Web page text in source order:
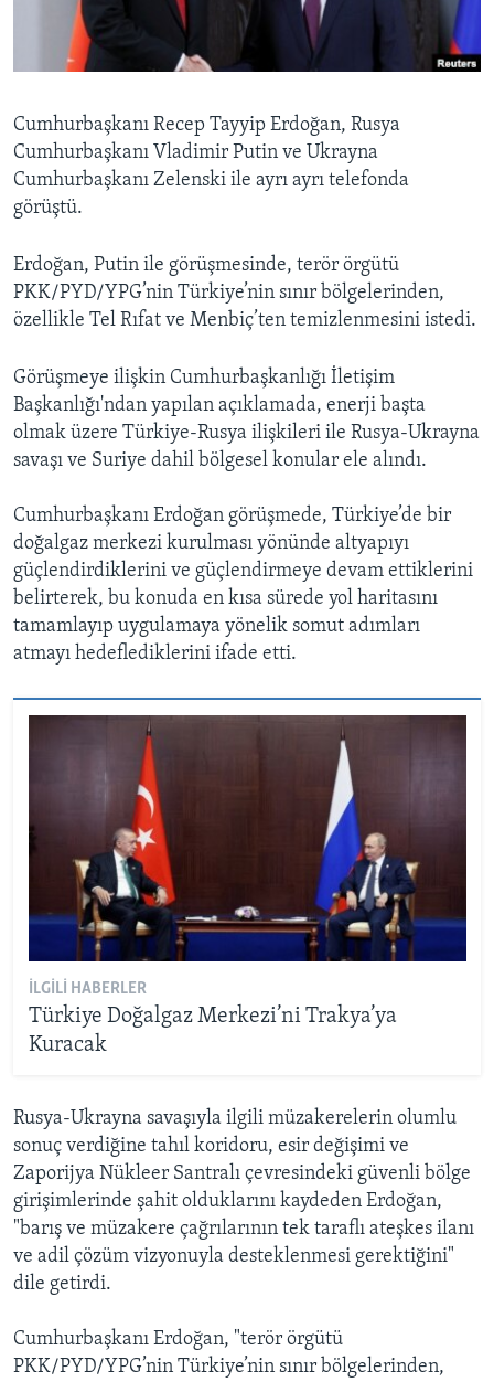
HAYATTAN
SANAT
BIZI TAKIP EDIN
Diller
Cumhurbaşkanı Recep Tayyip Erdoğan, Rusya
Cumhurbaşkanı Vladimir Putin ve Ukrayna
Cumhurbaşkanı Zelenski ile ayrı ayrı telefonda
görüştü.
Erdoğan, Putin ile görüşmesinde, terör örgütü
PKK/PYD/YPG’nin Türkiye’nin sınır bölgelerinden,
özellikle Tel Rıfat ve Menbiç’ten temizlenmesini istedi.
Görüşmeye ilişkin Cumhurbaşkanlığı İletişim
Başkanlığı'ndan yapılan açıklamada, enerji başta
olmak üzere Türkiye-Rusya ilişkileri ile Rusya-Ukrayna
savaşı ve Suriye dahil bölgesel konular ele alındı.
Cumhurbaşkanı Erdoğan görüşmede, Türkiye’de bir
doğalgaz merkezi kurulması yönünde altyapıyı
güçlendirdiklerini ve güçlendirmeye devam ettiklerini
belirterek, bu konuda en kısa sürede yol haritasını
tamamlayıp uygulamaya yönelik somut adımları
atmayı hedeflediklerini ifade etti.
İLGILI HABERLER
Türkiye Doğalgaz Merkezi’ni Trakya’ya
Kuracak
Rusya-Ukrayna savaşıyla ilgili müzakerelerin olumlu
sonuç verdiğine tahıl koridoru, esir değişimi ve
Zaporijya Nükleer Santralı çevresindeki güvenli bölge
girişimlerinde şahit olduklarını kaydeden Erdoğan,
"barış ve müzakere çağrılarının tek taraflı ateşkes ilanı
ve adil çözüm vizyonuyla desteklenmesi gerektiğini"
dile getirdi.
Cumhurbaşkanı Erdoğan, "terör örgütü
PKK/PYD/YPG’nin Türkiye’nin sınır bölgelerinden,